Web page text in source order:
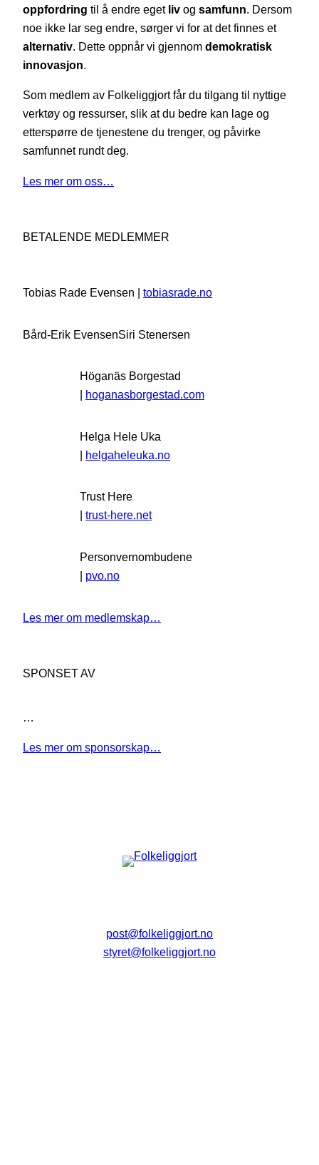
oppfordring til å endre eget liv og samfunn. Dersom
noe ikke lar seg endre, sørger vi for at det finnes et
alternativ. Dette oppnår vi gjennom demokratisk
innovasjon.
Som medlem av Folkeliggjort får du tilgang til nyttige
verktøy og ressurser, slik at du bedre kan lage og
etterspørre de tjenestene du trenger, og påvirke
samfunnet rundt deg.
Les mer om oss…
BETALENDE MEDLEMMER
Tobias Rade Evensen | tobiasrade.no
Bård-Erik EvensenSiri Stenersen
Höganäs Borgestad
| hoganasborgestad.com
Helga Hele Uka
| helgaheleuka.no
Trust Here
trust-here.net
Personvernombudene
| pvo.no
Les mer om medlemskap…
SPONSET AV
…
Les mer om sponsorskap…
post@folkeliggjort.no
styret@folkeliggjort.no